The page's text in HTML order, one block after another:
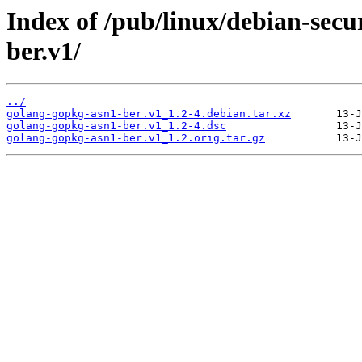
Index of /pub/linux/debian-
ber.v1/
../
golang-gopkg-asn1-ber.v1_1.2-4.debian.tar.xz
golang-gopkg-asn1-ber.v1_1.2-4.dsc
golang-gopkg-asn1-ber.v1_1.2.orig.tar.gz